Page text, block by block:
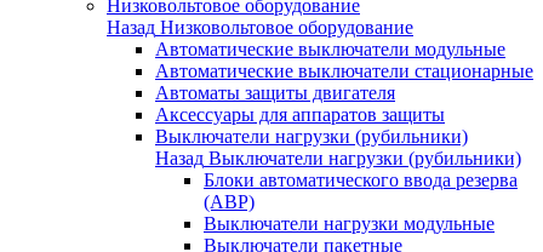
Низковольтовое оборудование
Назад Низковольтовое оборудование
Автоматические выключатели модульные
Автоматические выключатели стационарные
Автоматы защиты двигателя
Аксессуары для аппаратов защиты
Выключатели нагрузки (рубильники)
Назад Выключатели нагрузки (рубильники)
Блоки автоматического ввода резерва
(АВР)
Выключатели нагрузки модульные
Выключатели пакетные